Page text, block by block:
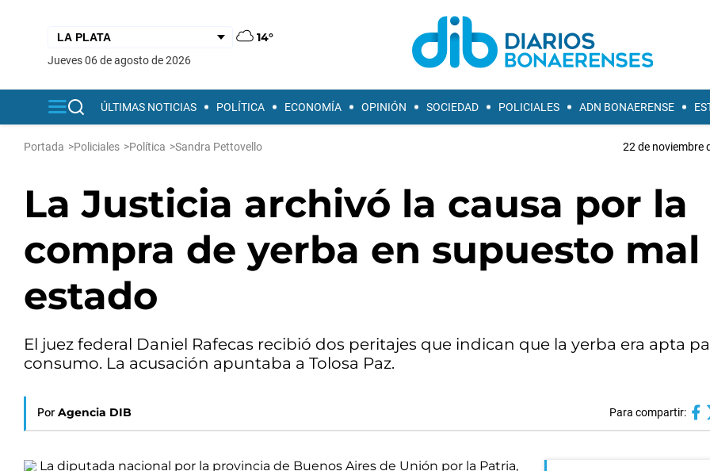
14°
jueves 06 de agosto de 2026
ÚLTIMAS NOTICIAS POLÍTICA ECONOMÍA OPINIÓN SOCIEDAD POLICIALES ADN BONAERENSE
Portada >Policiales >Política >Sandra Pettovello 22 de noviembre
La Justicia archivó la causa por la
compra de yerba en supuesto mal
estado
El juez federal Daniel Rafecas recibió dos peritajes que indican que la yerba era apta
consumo. La acusación apuntaba a Tolosa Paz.
Por Agencia DIB Para compartir: